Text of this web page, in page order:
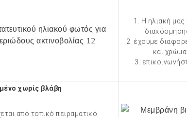
1. Η ηλιακή μας
2. έχουμε
και
3.
χωρίς βλάβη
από τοπικό πειραματικό